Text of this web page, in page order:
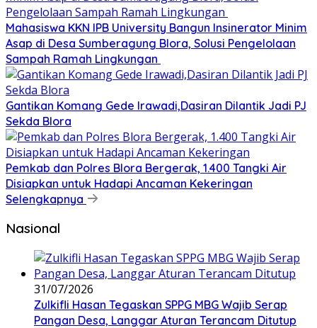
Mahasiswa KKN IPB University Bangun Insinerator Minim
Asap di Desa Sumberagung Blora, Solusi Pengelolaan
Sampah Ramah Lingkungan ‎
Gantikan Komang Gede Irawadi,Dasiran Dilantik Jadi PJ
Sekda Blora
Pemkab dan Polres Blora Bergerak, 1.400 Tangki Air
Disiapkan untuk Hadapi Ancaman Kekeringan
Selengkapnya
Nasional
31/07/2026
Zulkifli Hasan Tegaskan SPPG MBG Wajib Serap
Pangan Desa, Langgar Aturan Terancam Ditutup